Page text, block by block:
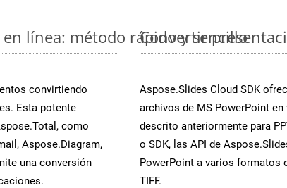
línea: método rápido y sencillo
convirtiendo
Esta potente
como
Aspose.Diagram,
una conversión
Convertir
Aspose.Slides Cloud SDK
archivos de MS PowerPoint
descrito anteriormente para
o SDK, las API de
PowerPoint a varios formatos
TIFF.